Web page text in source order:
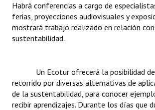
Resoluciones de Presidencia
INSTITUCIONAL
Noticias Destacadas
Registros y Distinciones
Habrá conferencias a cargo de
ferias, proyecciones audiovisuales y
mostrará trabajo realizado en relación
sustentabilidad.
Un Ecotur ofrecerá la posibilidad de
recorrido por diversas alternativas de
de la sustentabilidad, para conocer
recibir aprendizajes. Durante los días que